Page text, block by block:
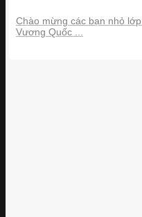
Chào mừng các bạn nhỏ
Vương Quốc ...